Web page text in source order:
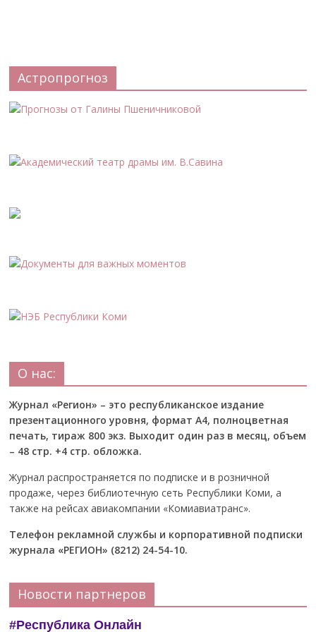
Астропрогноз
О нас:
Журнал «Регион» – это республиканское издание
презентационного уровня, формат А4, полноцветная
печать, тираж 800 экз. Выходит один раз в месяц, объем
– 48 стр. +4 стр. обложка.
Журнал распространяется по подписке и в розничной
продаже, через библиотечную сеть Республики Коми, а
также на рейсах авиакомпании «Комиавиатранс».
Телефон рекламной службы и корпоративной подписки
журнала «РЕГИОН» (8212) 24-54-10.
Новости партнеров